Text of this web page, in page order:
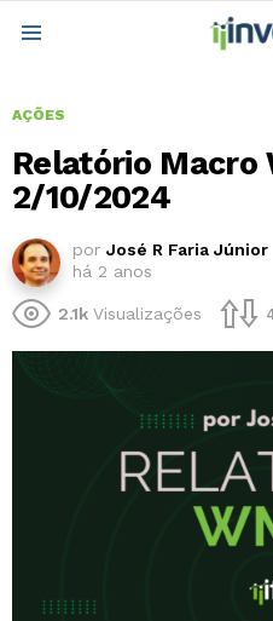
AÇÕES
Relatório Macro
2/10/2024
por José R Faria Júnior
há 2 anos
2.1k Visualizações